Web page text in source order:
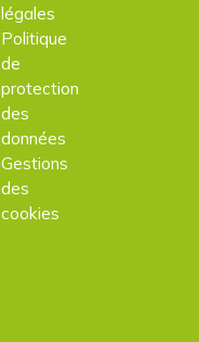
légales
Politique
de
protection
des
données
Gestions
des
cookies